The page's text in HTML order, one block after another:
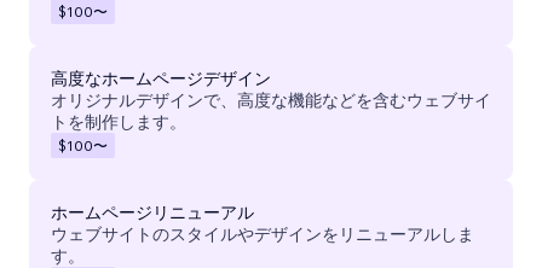
$100〜
高度なホームページデザイン
オリジナルデザインで、高度な機能などを含むウェブサイ
トを制作します。
$100〜
ホームページリニューアル
ウェブサイトのスタイルやデザインをリニューアルしま
す。